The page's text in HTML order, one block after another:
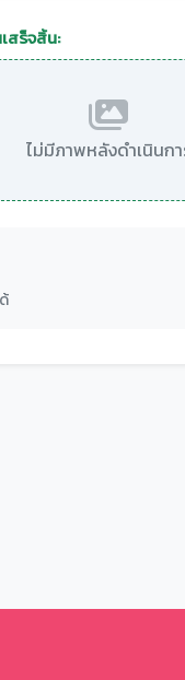
สร็จสิ้น:
ไม่มีภาพหลังดำเนินก